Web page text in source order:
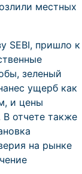
местных
SEBI, пришло к
зеленый
ущерб как
и цены
В отчете также
на рынке